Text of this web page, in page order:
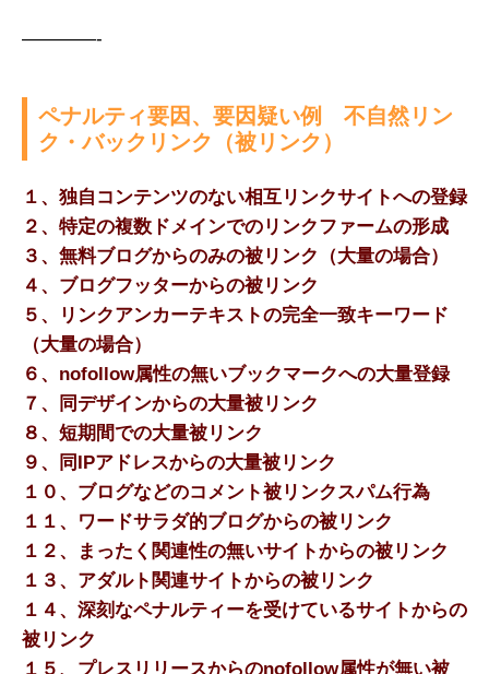
————-
ペナルティ要因、要因疑い例 不自然リン
ク・バックリンク（被リンク）
１、独自コンテンツのない相互リンクサイトへの登録
２、特定の複数ドメインでのリンクファームの形成
３、無料ブログからのみの被リンク（大量の場合）
４、ブログフッターからの被リンク
５、リンクアンカーテキストの完全一致キーワード
（大量の場合）
６、nofollow属性の無いブックマークへの大量登録
７、同デザインからの大量被リンク
８、短期間での大量被リンク
９、同IPアドレスからの大量被リンク
１０、ブログなどのコメント被リンクスパム行為
１１、ワードサラダ的ブログからの被リンク
１２、まったく関連性の無いサイトからの被リンク
１３、アダルト関連サイトからの被リンク
１４、深刻なペナルティーを受けているサイトからの
被リンク
１５、プレスリリースからのnofollow属性が無い被